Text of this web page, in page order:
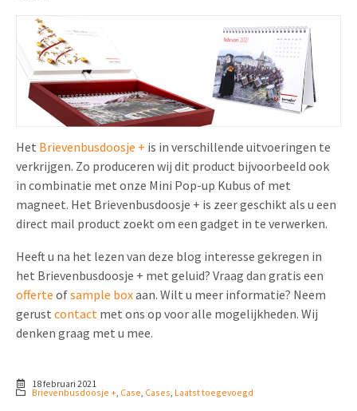
Het Brievenbusdoosje + is in verschillende uitvoeringen te
verkrijgen. Zo produceren wij dit product bijvoorbeeld ook
in combinatie met onze Mini Pop-up Kubus of met
magneet. Het Brievenbusdoosje + is zeer geschikt als u een
direct mail product zoekt om een gadget in te verwerken.
Heeft u na het lezen van deze blog interesse gekregen in
het Brievenbusdoosje + met geluid? Vraag dan gratis een
offerte ofsample boxaan. Wilt u meer informatie? Neem
gerust contact met ons op voor alle mogelijkheden. Wij
denken graag met u mee.
18 februari 2021
Brievenbusdoosje +, Case, Cases, Laatst toegevoegd